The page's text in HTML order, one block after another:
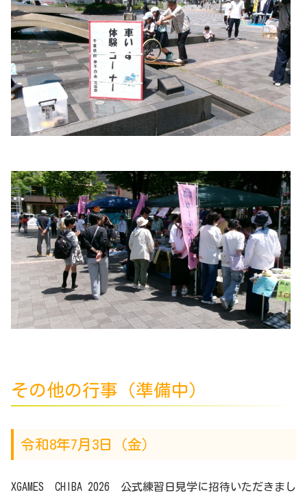
その他の行事（準備中）
令和8年7月3日（金）
XGAMES CHIBA 2026 公式練習日見学に招待いただきまし